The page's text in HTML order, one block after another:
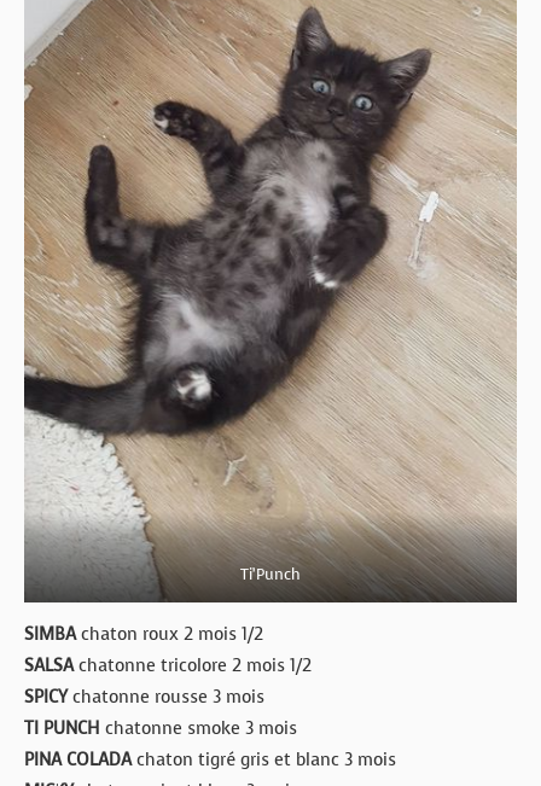
Ti’Punch
SIMBAchaton roux 2 mois 1/2
SALSAchatonne tricolore 2 mois 1/2
SPICYchatonne rousse 3 mois
TI PUNCH chatonne smoke 3 mois
PINA COLADAchaton tigré gris et blanc 3 mois